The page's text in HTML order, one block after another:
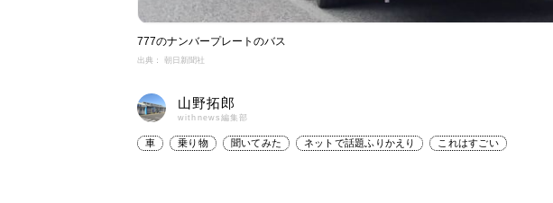
777のナンバープレートのバス
出典： 朝日新聞社
山野拓郎
withnews編集部
車 乗り物 聞いてみた ネットで話題ふりかえり これはすごい